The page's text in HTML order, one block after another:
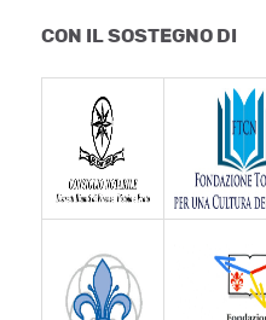
CON IL SOSTEGNO DI